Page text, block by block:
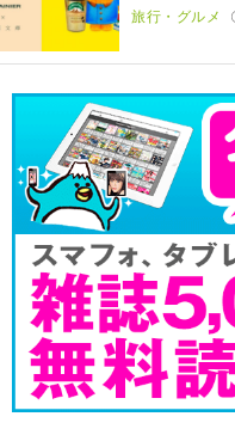
旅行・グルメ